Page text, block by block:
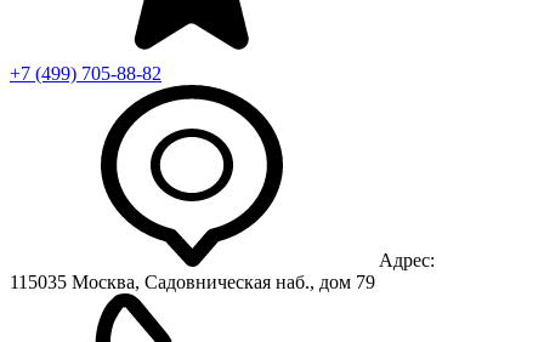
+7 (499) 705-88-82
Адрес:
115035 Москва, Садовническая наб., дом 79